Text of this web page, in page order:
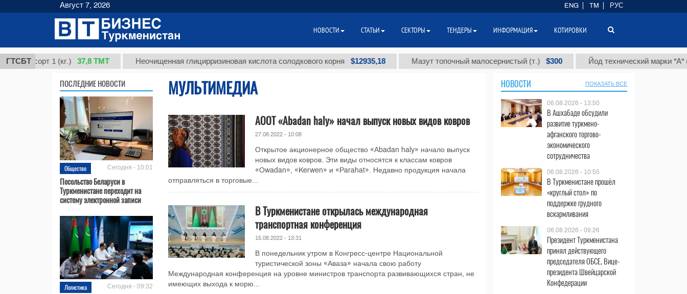
ГТСБТ
сорт 1 (кг.) 37,8 ТМТ Неочищенная глицирризиновая кислота солодкового корня $12935,18 Мазут топочный малосернистый (т.) $300 Йод технический марки "А" (т.)
ПОСЛЕДНИЕ НОВОСТИ
Общество Сегодня - 10:01
Посольство Беларуси в
Туркменистане переходит на
систему электронной записи
Логистика Сегодня - 09:32
МУЛЬТИМЕДИА
АООТ «Abadan haly» начал выпуск новых видов ковров
27.08.2022 - 10:08
Открытое акционерное общество «Abadan haly» начало выпуск
новых видов ковров. Эти виды относятся к классам ковров
«Owadan», «Kerwen» и «Parahat». Недавно продукция начала
отправляться в торговые...
В Туркменистане открылась международная
транспортная конференция
15.08.2022 - 13:31
В понедельник утром в Конгресс-центре Национальной
туристической зоны «Аваза» начала свою работу
Международная конференция на уровне министров транспорта развивающихся стран, не
имеющих выхода к морю...
НОВОСТИ ПОКАЗАТЬ ВСЕ
06.08.2026 - 13:50
В Ашхабаде обсудили
развитие туркмено-
афганского торгово-
экономического
сотрудничества
06.08.2026 - 10:55
В Туркменистане прошёл
«круглый стол» по
поддержке грудного
вскармливания
06.08.2026 - 09:26
Президент Туркменистана
принял действующего
председателя ОБСЕ, Вице-
президента Швейцарской
Конфедерации
Август 7, 2026 ENG TM РУС
НОВОСТИ СТАТЬИ СЕКТОРЫ ТЕНДЕРЫ ИНФОРМАЦИЯ КОТИРОВКИ